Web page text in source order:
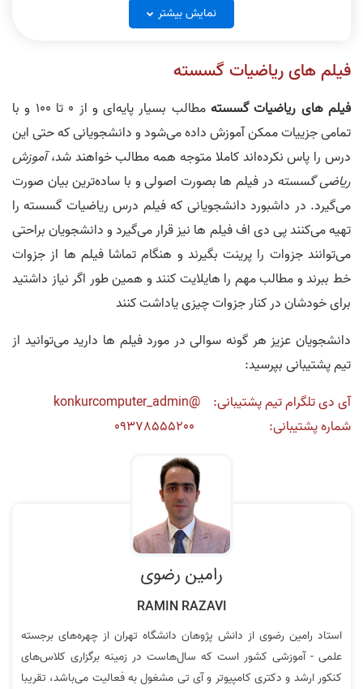
ریاضی گسسته جلسه 7
حل سوالات گسسته ارشد کامپیوتر 99
1404
نظر رتبه 1 کنکور ارشد کامپیوتر 1403
نظر رتبه 2 کنکور ارشد کامپیوتر
نظر رتبه 2 کنکور ارشد
نظر رتبه 68 کنکور ارشد کامپیوتر 1403
نمایش بیشتر
فیلم های ریاضیات گسسته
فیلم های ریاضیات گسسته
مطالب بسیار پایه‌ای و از 0 تا 100 و با
تمامی جزییات ممکن آموزش داده می‌شود و دانشجویانی که حتی این
درس را پاس نکرده‌اند کاملا متوجه همه مطالب خواهند شد،آموزش
ریاضی گسسته در فیلم ها بصورت اصولی و با ساده‌ترین بیان صورت
می‌گیرد. در داشبورد دانشجویانی که فیلم درس ریاضیات گسسته را
تهیه می‌کنند پی دی اف فیلم ها نیز قرار می‌گیرد و دانشجویان براحتی
می‌توانند جزوات را پرینت بگیرند و هنگام تماشا فیلم ها از جزوات
خط ببرند و مطالب مهم را هایلایت کنند و همین طور اگر نیاز داشتید
برای خودشان در کنار جزوات چیزی یاداشت کنند
دانشجویان عزیز هر گونه سوالی در مورد فیلم ها دارید می‌توانید از
تیم پشتیبانی بپرسید:
آی دی تلگرام تیم پشتیبانی: @konkurcomputer_admin
شماره پشتیبانی: 09378555200
رامین رضوی
RAMIN RAZAVI
استاد رامین رضوی از دانش پژوهان دانشگاه تهران از چهره‌های برجسته
علمی - آموزشی کشور است که سال‌هاست در زمینه برگزاری کلاس‌های
کنکور ارشد و دکتری کامپیوتر و آی تی مشغول به فعالیت می‌باشد، تقریبا